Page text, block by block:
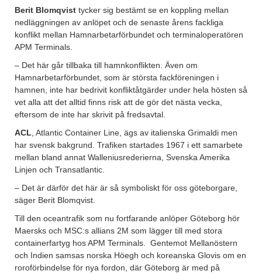
Berit Blomqvist tycker sig bestämt se en koppling mellan
nedläggningen av anlöpet och de senaste årens fackliga
konflikt mellan Hamnarbetarförbundet och terminaloperatören
APM Terminals.
– Det här går tillbaka till hamnkonflikten. Även om
Hamnarbetarförbundet, som är största fackföreningen i
hamnen, inte har bedrivit konfliktåtgärder under hela hösten så
vet alla att det alltid finns risk att de gör det nästa vecka,
eftersom de inte har skrivit på fredsavtal.
ACL , Atlantic Container Line, ägs av italienska Grimaldi men
har svensk bakgrund. Trafiken startades 1967 i ett samarbete
mellan bland annat Walleniusrederierna, Svenska Amerika
Linjen och Transatlantic.
– Det är därför det här är så symboliskt för oss göteborgare,
säger Berit Blomqvist.
Till den oceantrafik som nu fortfarande anlöper Göteborg hör
Maersks och MSC:s allians 2M som lägger till med stora
containerfartyg hos APM Terminals. Gentemot Mellanöstern
och Indien samsas norska Höegh och koreanska Glovis om en
roroförbindelse för nya fordon, där Göteborg är med på